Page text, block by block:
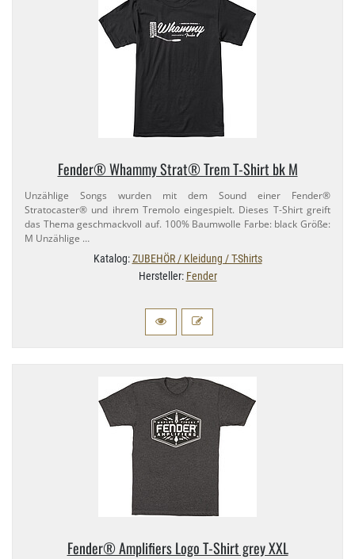
Fender® Whammy Strat® Trem T-​Shirt bk M
Unzählige Songs wurden mit dem Sound einer Fender®
Stratocaster® und ihrem Tremolo eingespielt. Dieses T-​Shirt greift
das Thema geschmackvoll auf. 100% Baumwolle Farbe: black Größe:
M Unzählige …
Katalog:ZUBEHÖR / Kleidung / T-Shirts
Hersteller: Fender
Fender® Amplifiers Logo T-​Shirt grey XXL